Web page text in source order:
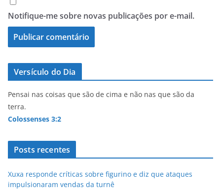
Notifique-me sobre novas publicações por e-mail.
Versículo do Dia
Pensai nas coisas que são de cima e não nas que são da
terra.
Colossenses 3:2
Posts recentes
Xuxa responde críticas sobre figurino e diz que ataques
impulsionaram vendas da turnê